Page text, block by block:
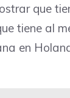
que
tiene al
en